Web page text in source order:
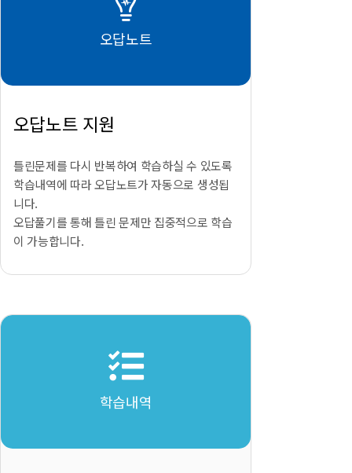
오답노트
오답노트 지원
틀린문제를 다시 반복하여 학습하실 수 있도록
학습내역에 따라 오답노트가 자동으로 생성됩
니다.
오답풀기를 통해 틀린 문제만 집중적으로 학습
이 가능합니다.
학습내역